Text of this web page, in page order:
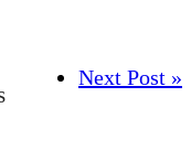
Next Post »